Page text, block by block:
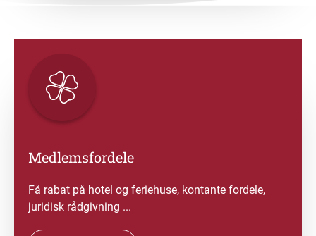
Medlemsfordele
Få rabat på hotel og feriehuse, kontante fordele,
juridisk rådgivning ...